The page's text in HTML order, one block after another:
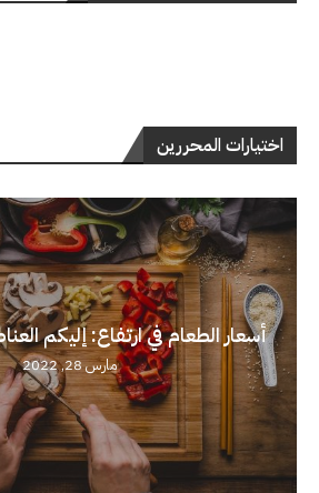
اختيارات المحررين
أسعار الطعام في ارتفاع: إليكم
مارس 28, 2022